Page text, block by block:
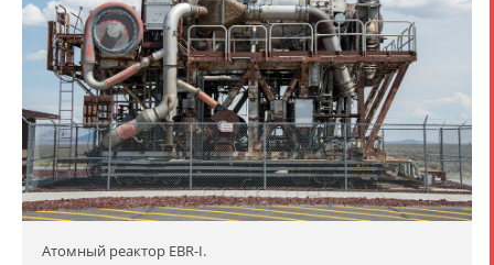
Атомный реактор EBR-I.